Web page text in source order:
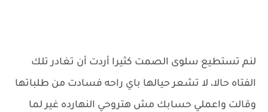
لنم تستطيع سلوى الصمت كثيرا أردت أن تغادر تلك
الفتاه حالا، لا تشعر حيالها باي راحه فسادت من طلباتها
وقالت واعملي حسابك مش هتروحي النهارده غير لما